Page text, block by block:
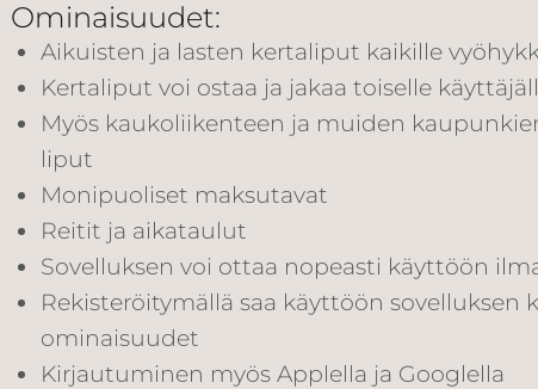
Ominaisuudet:
Aikuisten ja lasten kertaliput kaikille
Kertaliput voi ostaa ja jakaa toiselle
Myös kaukoliikenteen ja muiden
liput
Monipuoliset maksutavat
Reitit ja aikataulut
Sovelluksen voi ottaa nopeasti käyttöön
Rekisteröitymällä saa käyttöön sovelluksen
ominaisuudet
Kirjautuminen myös Applella ja Googlella